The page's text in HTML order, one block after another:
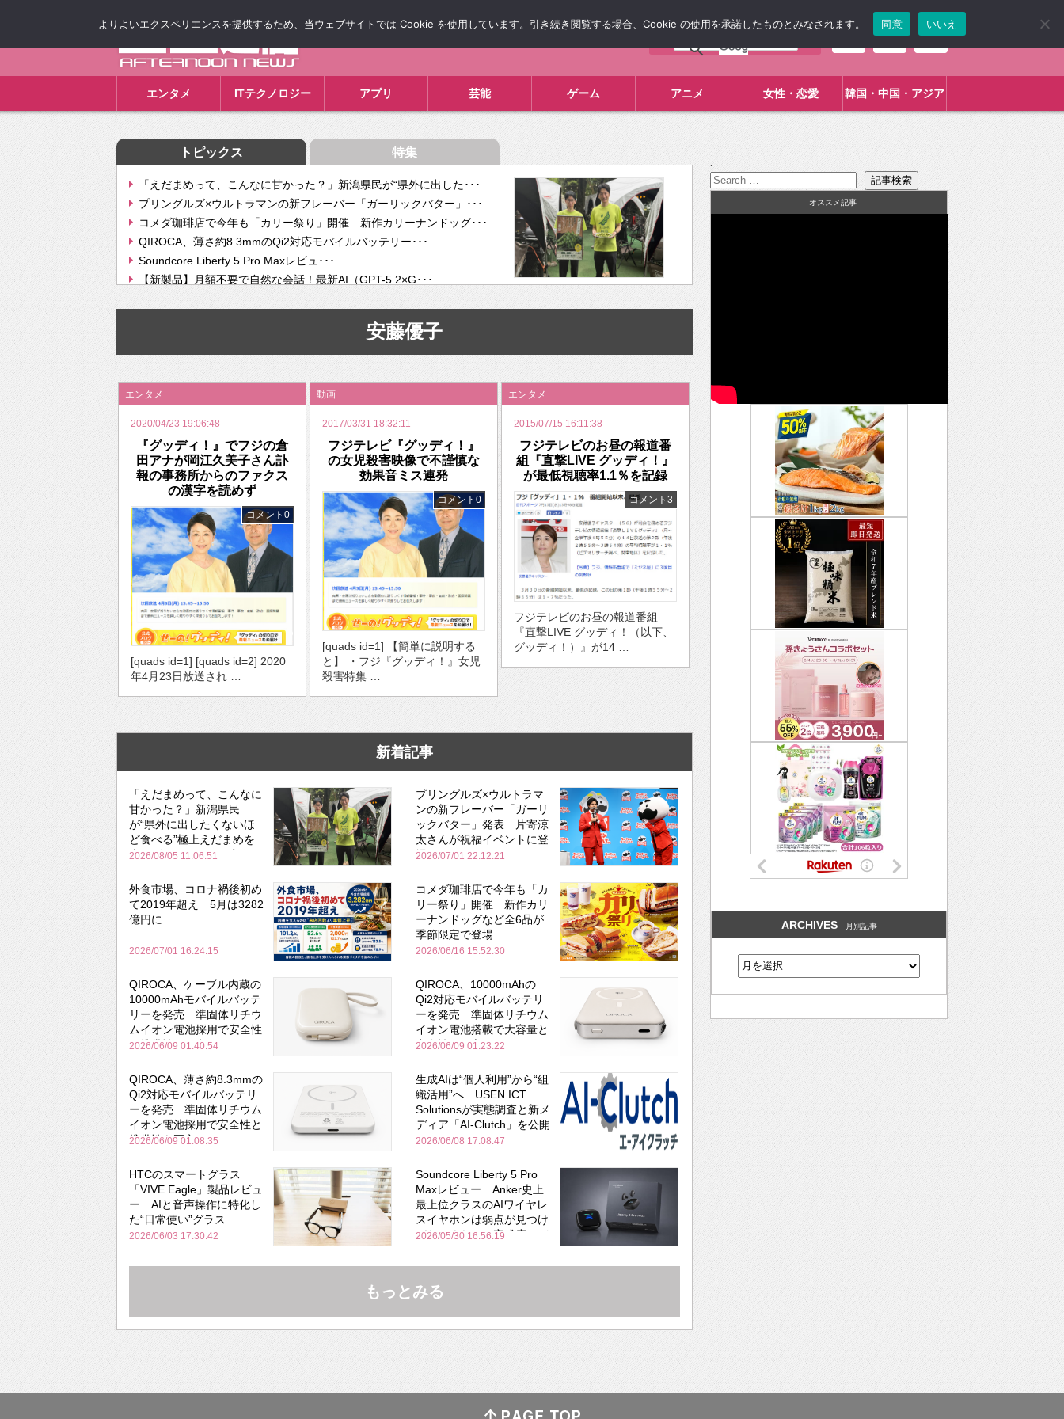
エンタメ ITテクノロジー アプリ 芸能 ゲーム アニメ 女性・恋愛 韓国・中国・アジア
トピックス 特集
「えだまめって、こんなに甘かった？」新潟県民が“県外に出した･･･
プリングルズ×ウルトラマンの新フレーバー「ガーリックバター」･･･
コメダ珈琲店で今年も「カリー祭り」開催 新作カリーナンドッグ･･･
QIROCA、薄さ約8.3mmのQi2対応モバイルバッテリー･･･
Soundcore Liberty 5 Pro Maxレビュ･･･
【新製品】月額不要で自然な会話！最新AI（GPT-5.2×G･･･
【次世代の没入感と生産性】VITURE Luma Ultra･･･
挫折率8割の壁をAIで突破。ジャストシステム、”自分が今話し･･･
2026年のバレンタインは「自分で作って、想いを渡す」 TE･･･
安藤優子
エンタメ
2020/04/23 19:06:48
『グッディ！』でフジの倉
田アナが岡江久美子さん訃
報の事務所からのファクス
の漢字を読めず
コメント0
[quads id=1] [quads id=2] 2020
年4月23日放送され …
動画
2017/03/31 18:32:11
フジテレビ『グッディ！』
の女児殺害映像で不謹慎な
効果音ミス連発
コメント0
[quads id=1] 【簡単に説明する
と】 ・フジ『グッディ！』女児
殺害特集 …
エンタメ
2015/07/15 16:11:38
フジテレビのお昼の報道番
組『直撃LIVE グッディ！』
が最低視聴率1.1％を記録
コメント3
フジテレビのお昼の報道番組
『直撃LIVE グッディ！（以下、
グッディ！）』が14 …
新着記事
「えだまめって、こんなに
甘かった？」新潟県民
が“県外に出したくないほ
ど食べる”極上えだまめを
森のビアガーデンで実食
2026/08/05 11:06:51
プリングルズ×ウルトラマ
ンの新フレーバー「ガーリ
ックバター」発表 片寄涼
太さんが祝福イベントに登
場
2026/07/01 22:12:21
外食市場、コロナ禍後初め
て2019年超え 5月は3282
億円に
2026/07/01 16:24:15
コメダ珈琲店で今年も「カ
リー祭り」開催 新作カリ
ーナンドッグなど全6品が
季節限定で登場
2026/06/16 15:52:30
QIROCA、ケーブル内蔵の
10000mAhモバイルバッテ
リーを発売 準固体リチウ
ムイオン電池採用で安全性
と携帯性を両立
2026/06/09 01:40:54
QIROCA、10000mAhの
Qi2対応モバイルバッテリ
ーを発売 準固体リチウム
イオン電池搭載で大容量と
安全性を両立
2026/06/09 01:23:22
QIROCA、薄さ約8.3mmの
Qi2対応モバイルバッテリ
ーを発売 準固体リチウム
イオン電池採用で安全性と
携帯性を両立
2026/06/09 01:08:35
生成AIは“個人利用”から“組
織活用”へ USEN ICT
Solutionsが実態調査と新メ
ディア「AI-Clutch」を公開
2026/06/08 17:08:47
HTCのスマートグラス
「VIVE Eagle」製品レビュ
ー AIと音声操作に特化し
た“日常使い”グラス
2026/06/03 17:30:42
Soundcore Liberty 5 Pro
Maxレビュー Anker史上
最上位クラスのAIワイヤレ
スイヤホンは弱点が見つけ
づらいくらいの完成度にび
Bose並み
2026/05/30 16:56:19
もっとみる
:
オススメ記事
ARCHIVES 月別記事
よりよいエクスペリエンスを提供するため、当ウェブサイトでは Cookie を使用しています。引き続き閲覧する場合、Cookie の使用を承諾したものとみなされます。 同意 いいえ